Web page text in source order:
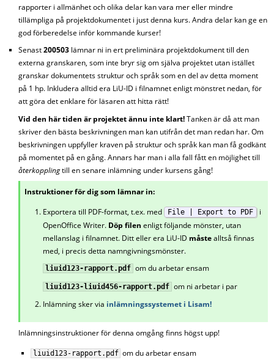
rapporter i allmänhet och olika delar kan vara mer eller mindre
tillämpliga på projektdokumentet i just denna kurs. Andra delar kan ge en
god förberedelse inför kommande kurser!
Senast200503 lämnar ni in ert preliminära projektdokument till den
externa granskaren, som inte bryr sig om själva projektet utan istället
granskar dokumentets struktur och språk som en del av detta moment
på 1 hp. Inkludera alltid era LiU-ID i filnamnet enligt mönstret nedan, för
att göra det enklare för läsaren att hitta rätt!
Vid den här tiden är projektet ännu inte klart!Tanken är då att man
skriver den bästa beskrivningen man kan utifrån det man redan har. Om
beskrivningen uppfyller kraven på struktur och språk kan man få godkänt
på momentet på en gång. Annars har man i alla fall fått en möjlighet till
återkopplingtill en senare inlämning under kursens gång!
Instruktioner för dig som lämnar in:
Exportera till PDF-format, t.ex. med File | Export to PDF i
OpenOffice Writer. Döp filen enligt följande mönster, utan
mellanslag i filnamnet. Ditt eller era LiU-ID måstealltså finnas
med, i precis detta namngivningsmönster.
liuid123-rapport.pdf om du arbetar ensam
liuid123-liuid456-rapport.pdf om ni arbetar i par
Inlämning sker via inlämningssystemet i Lisam!
Inlämningsinstruktioner för denna omgång finns högst upp!
liuid123-rapport.pdf om du arbetar ensam